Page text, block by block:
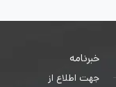
خبرنامه
جهت اطلاع از